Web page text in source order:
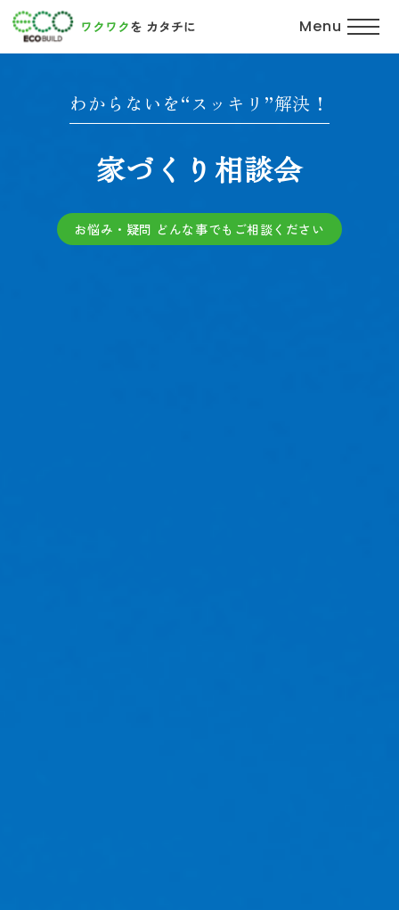
Menu
わからないを“スッキリ”解決！
家づくり相談会
お悩み・疑問 どんな事でもご相談ください